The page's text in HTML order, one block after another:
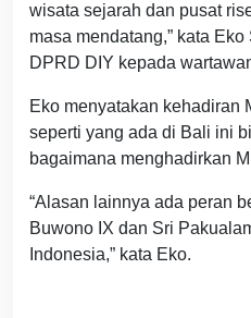
wisata sejarah dan pusat
masa mendatang,” kata
DPRD DIY kepada
Eko menyatakan kehadiran
seperti yang ada di Bali ini
bagaimana menghadirkan
“Alasan lainnya ada peran
Buwono IX dan Sri
Indonesia,” kata Eko.